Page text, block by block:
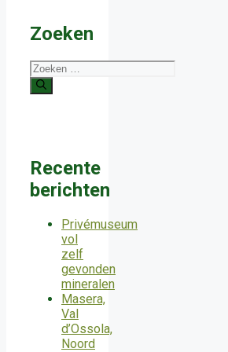
Zoeken
Zoek
naar:
Recente
berichten
Privémuseum
vol
zelf
gevonden
mineralen
Masera,
Val
d’Ossola,
Noord